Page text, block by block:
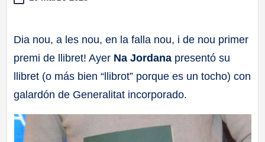
Dia nou, a les nou, en la falla nou, i de nou primer
premi de llibret! Ayer Na Jordana presentó su
llibret (o más bien “llibrot” porque es un tocho) con
galardón de Generalitat incorporado.